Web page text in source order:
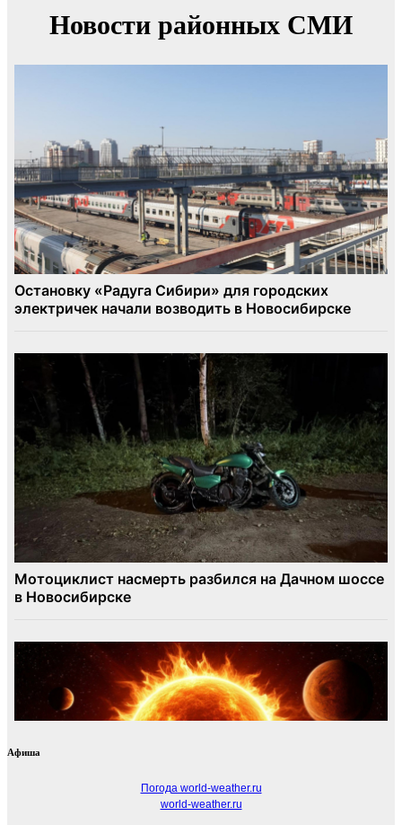
Афиша
Погода world-weather.ru
world-weather.ru